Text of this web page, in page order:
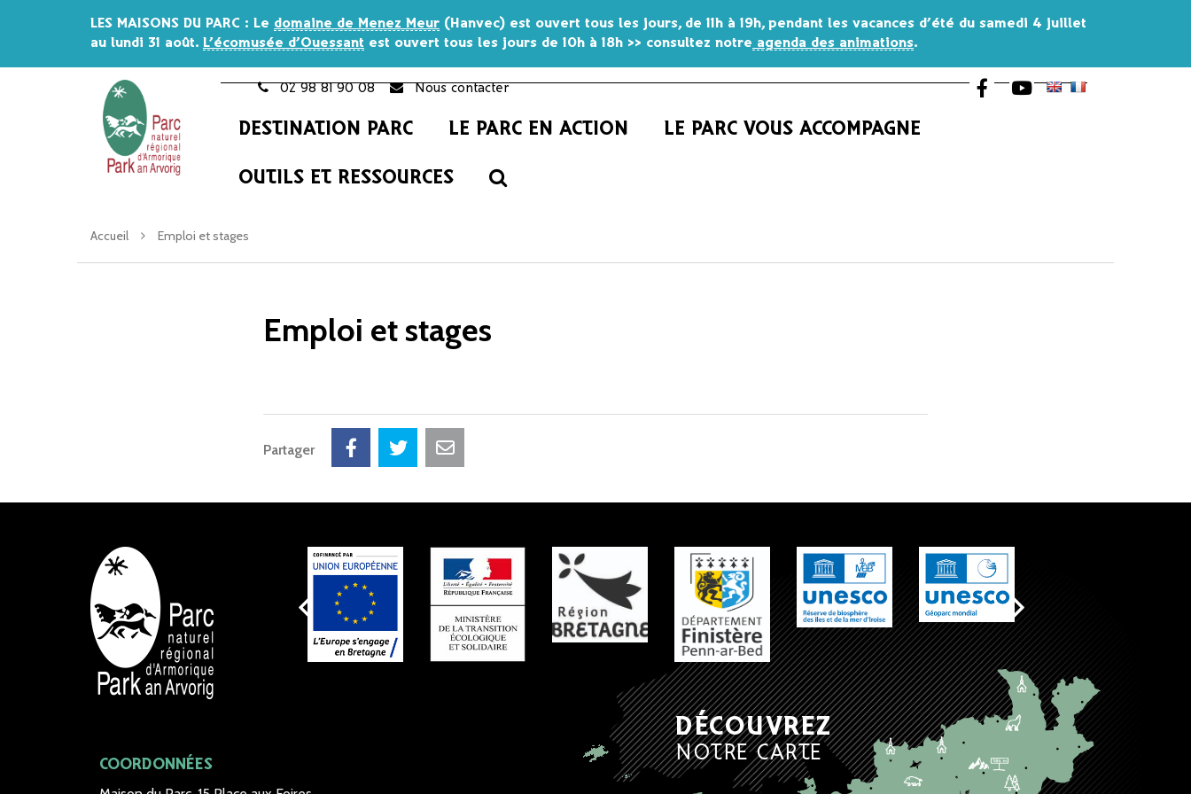
LES MAISONS DU PARC : Le domaine de Menez Meur (Hanvec) est ouvert tous les jours, de 11h à 19h, pendant les vacances d’été du samedi 4 juillet
au lundi 31 août. L’écomusée d’Ouessant est ouvert tous les jours de 10h à 18h >> consultez notre agenda des animations.
02 98 81 90 08 Nous contacter
Lien vers le compte Facebook
Lien vers la chaîne
DESTINATION PARC LE PARC EN ACTION LE PARC VOUS ACCOMPAGNE
OUTILS ET RESSOURCES
Accueil Emploi et stages
Emploi et stages
Partager
NOS PARTENAIRES
COORDONNÉES
DÉCOUVREZ
NOTRE CARTE